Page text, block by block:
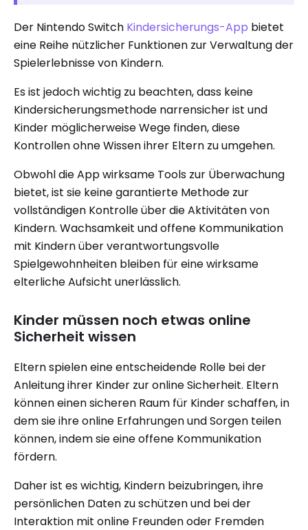
Der Nintendo Switch Kindersicherungs-App bietet
eine Reihe nützlicher Funktionen zur Verwaltung der
Spielerlebnisse von Kindern.
Es ist jedoch wichtig zu beachten, dass keine
Kindersicherungsmethode narrensicher ist und
Kinder möglicherweise Wege finden, diese
Kontrollen ohne Wissen ihrer Eltern zu umgehen.
Obwohl die App wirksame Tools zur Überwachung
bietet, ist sie keine garantierte Methode zur
vollständigen Kontrolle über die Aktivitäten von
Kindern. Wachsamkeit und offene Kommunikation
mit Kindern über verantwortungsvolle
Spielgewohnheiten bleiben für eine wirksame
elterliche Aufsicht unerlässlich.
Kinder müssen noch etwas online
Sicherheit wissen
Eltern spielen eine entscheidende Rolle bei der
Anleitung ihrer Kinder zur online Sicherheit. Eltern
können einen sicheren Raum für Kinder schaffen, in
dem sie ihre online Erfahrungen und Sorgen teilen
können, indem sie eine offene Kommunikation
fördern.
Daher ist es wichtig, Kindern beizubringen, ihre
persönlichen Daten zu schützen und bei der
Interaktion mit online Freunden oder Fremden